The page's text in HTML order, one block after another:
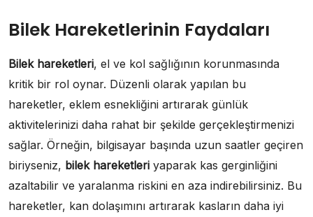
Bilek Hareketlerinin Faydaları
Bilek hareketleri, el ve kol sağlığının korunmasında
kritik bir rol oynar. Düzenli olarak yapılan bu
hareketler, eklem esnekliğini artırarak günlük
aktivitelerinizi daha rahat bir şekilde gerçekleştirmenizi
sağlar. Örneğin, bilgisayar başında uzun saatler geçiren
biriyseniz, bilek hareketleri yaparak kas gerginliğini
azaltabilir ve yaralanma riskini en aza indirebilirsiniz. Bu
hareketler, kan dolaşımını artırarak kasların daha iyi